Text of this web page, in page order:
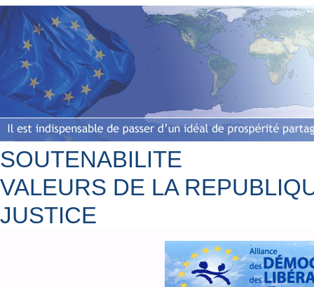
SOUTENABILITE
VALEURS DE LA
JUSTICE